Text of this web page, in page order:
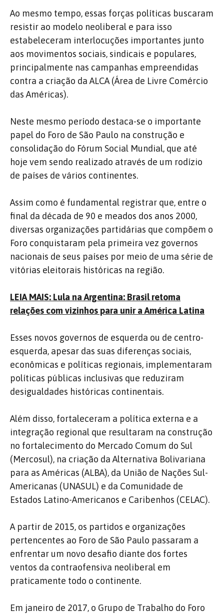
Ao mesmo tempo, essas forças políticas buscaram
resistir ao modelo neoliberal e para isso
estabeleceram interlocuções importantes junto
aos movimentos sociais, sindicais e populares,
principalmente nas campanhas empreendidas
contra a criação da ALCA (Área de Livre Comércio
das Américas).
Neste mesmo período destaca-se o importante
papel do Foro de São Paulo na construção e
consolidação do Fórum Social Mundial, que até
hoje vem sendo realizado através de um rodízio
de países de vários continentes.
Assim como é fundamental registrar que, entre o
final da década de 90 e meados dos anos 2000,
diversas organizações partidárias que compõem o
Foro conquistaram pela primeira vez governos
nacionais de seus países por meio de uma série de
vitórias eleitorais históricas na região.
LEIA MAIS: Lula na Argentina: Brasil retoma
relações com vizinhos para unir a América Latina
Esses novos governos de esquerda ou de centro-
esquerda, apesar das suas diferenças sociais,
econômicas e políticas regionais, implementaram
políticas públicas inclusivas que reduziram
desigualdades históricas continentais.
Além disso, fortaleceram a política externa e a
integração regional que resultaram na construção
no fortalecimento do Mercado Comum do Sul
(Mercosul), na criação da Alternativa Bolivariana
para as Américas (ALBA), da União de Nações Sul-
Americanas (UNASUL) e da Comunidade de
Estados Latino-Americanos e Caribenhos (CELAC).
A partir de 2015, os partidos e organizações
pertencentes ao Foro de São Paulo passaram a
enfrentar um novo desafio diante dos fortes
ventos da contraofensiva neoliberal em
praticamente todo o continente.
Em janeiro de 2017, o Grupo de Trabalho do Foro